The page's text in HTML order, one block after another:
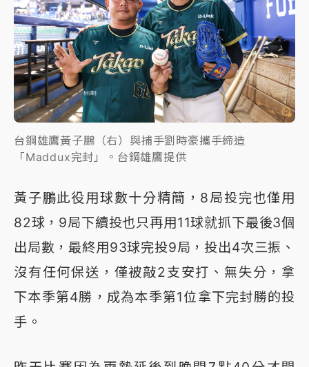
台鋼雄鷹黃子鵬（右）與捕手劉時豪攜手締造
「Maddux完封」。台鋼雄鷹提供
黃子鵬此役用球數十分精簡，8局投完也僅用
82球，9局下續投也只再用11球就抓下最後3個
出局數，最終用93球完投9局，投出4次三振、
沒有任何保送，僅被敲2支安打、無失分，拿
下本季第4勝，成為本季第1位拿下完封勝的投
手。